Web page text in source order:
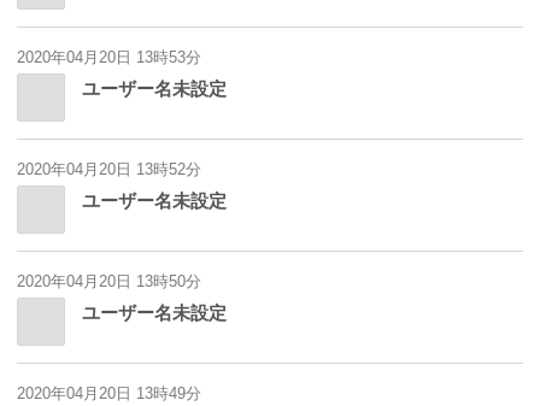
2020年04月20日 13時53分
ユーザー名未設定
2020年04月20日 13時52分
ユーザー名未設定
2020年04月20日 13時50分
ユーザー名未設定
2020年04月20日 13時49分